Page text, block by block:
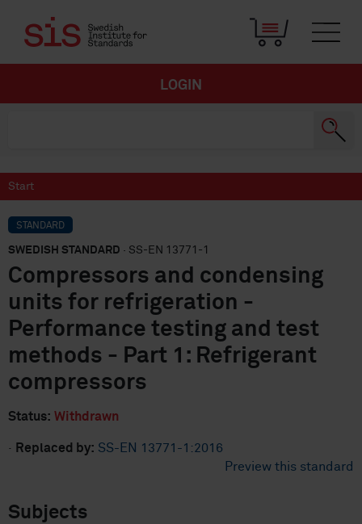
LOGIN
Start
STANDARD
SWEDISH STANDARD · SS-EN 13771-1
Compressors and condensing
units for refrigeration -
Performance testing and test
methods - Part 1: Refrigerant
compressors
Status: Withdrawn
· Replaced by: SS-EN 13771-1:2016
Preview this standard
Subjects